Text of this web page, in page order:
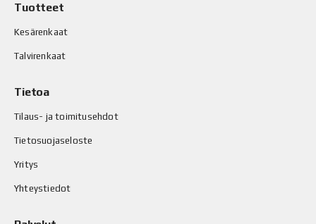
Tuotteet
Kesärenkaat
Talvirenkaat
Tietoa
Tilaus- ja toimitusehdot
Tietosuojaseloste
Yritys
Yhteystiedot